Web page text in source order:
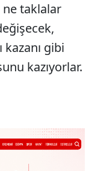
ne taklalar
kazanı gibi
kazıyorlar.